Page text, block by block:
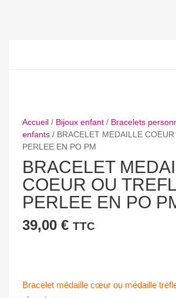
Accueil/ Bijoux enfant/ Bracelets
enfants/ BRACELET MEDAILLE
PERLEE EN PO PM
BRACELET
COEUR OU
PERLEE EN PO
39,00 € TTC
Bracelet médaille cœur ou médaille